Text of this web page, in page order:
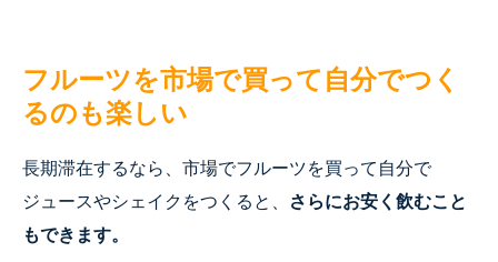
フルーツを市場で買って自分でつく
るのも楽しい
長期滞在するなら、市場でフルーツを買って自分で
ジュースやシェイクをつくると、 さらにお安く飲むこと
もできます。